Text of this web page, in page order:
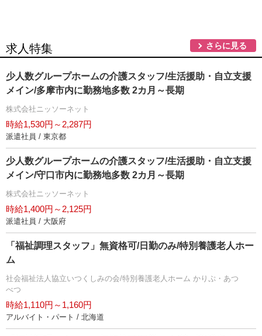
求人特集 さらに見る
少人数グループホームの介護スタッフ/生活援助・自立支援
メイン/多摩市内に勤務地多数 2カ月～長期
株式会社ニッソーネット
時給1,530円～2,287円
派遣社員 / 東京都
少人数グループホームの介護スタッフ/生活援助・自立支援
メイン/守口市内に勤務地多数 2カ月～長期
株式会社ニッソーネット
時給1,400円～2,125円
派遣社員 / 大阪府
「福祉調理スタッフ」無資格可/日勤のみ/特別養護老人ホー
ム
社会福祉法人協立いつくしみの会/特別養護老人ホーム かりぷ・あつ
べつ
時給1,110円～1,160円
アルバイト・パート / 北海道